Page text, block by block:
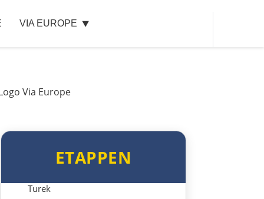
VIA EUROPE
ETAPPEN
Warschau
Turek